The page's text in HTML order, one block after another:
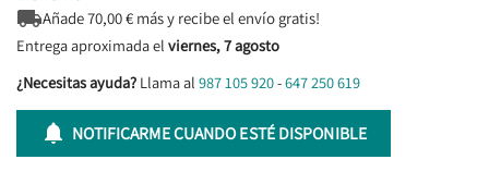
Añade70,00€ más y recibe el envío gratis!
Entrega aproximada el viernes, 7 agosto
¿Necesitas ayuda? Llama al 987 105 920-647 250 619
 NOTIFICARME CUANDO ESTÉ DISPONIBLE